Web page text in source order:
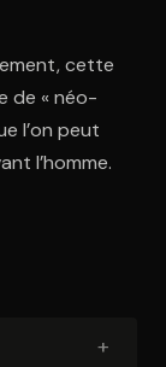
cette
de « néo-
l’on peut
l’homme.
+